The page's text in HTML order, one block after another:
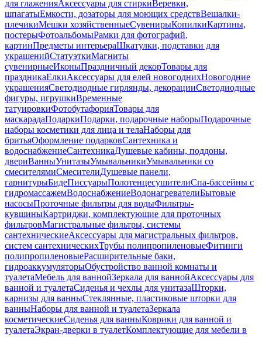
для глаженияАксессуары для стиркиВеревки,
шпагатыЕмкости, дозаторы для моющих средствВешалки-
плечикиМешки хозяйственныеСувенирыКопилкиКартины,
постерыФотоальбомыРамки для фотографий,
картинПредметы интерьераШкатулки, подставки для
украшенийСтатуэткиМагниты
сувенирныеИконыПраздничный декорТовары для
праздникаЕлкиАксессуары для елей новогоднихНовогодние
украшенияСветодиодные гирлянды, декорацииСветодиодные
фигуры, игрушкиВременные
татуировкиФотобутафорияТовары для
маскарадаПодаркиПодарки, подарочные наборыПодарочные
наборы косметики для лица и телаНаборы для
бритьяОформление подарковСантехника и
водоснабжениеСантехникаДушевые кабины, поддоны,
двериВанныУнитазыУмывальникиУмывальники со
смесителямиСмесителиДушевые панели,
гарнитурыБидеПиссуарыПолотенцесушителиСпа-бассейны с
гидромассажемВодоснабжениеВодонагревателиБытовые
насосыПроточные фильтры для водыФильтры-
кувшиныКартриджи, комплектующие для проточных
фильтровМагистральные фильтры, системы
сантехническиеАксессуары для магистральных фильтров,
систем сантехническихТрубы полипропиленовыеФитинги
полипропиленовыеРасширительные баки,
гидроаккумуляторыОбустройство ванной комнаты и
туалетаМебель для ваннойЗеркала для ваннойАксессуары для
ванной и туалетаСиденья и чехлы для унитазаШторки,
карнизы для ванныСтеклянные, пластиковые шторки для
ванныНаборы для ванной и туалетаЗеркала
косметическиеСиденья для ванныКоврики для ванной и
туалетаЭкран-дверки в туалетКомплектующие для мебели в